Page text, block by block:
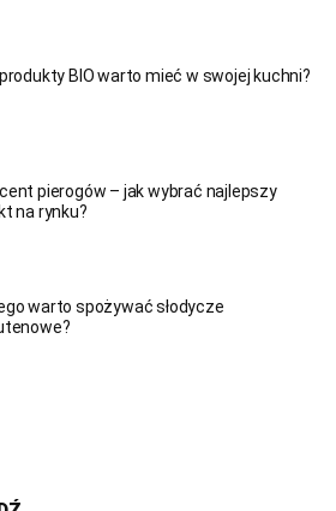
BIO warto mieć w swojej kuchni?
pierogów – jak wybrać najlepszy
na rynku?
warto spożywać słodycze